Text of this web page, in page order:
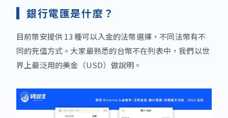
銀行電匯是什麼？
目前幣安提供 13 種可以入金的法幣選擇，不同法幣有不
同的充值方式。大家最熟悉的台幣不在列表中，我們以世
界上最泛用的美金（USD）做說明。